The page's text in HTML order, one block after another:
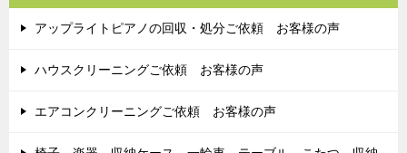
アップライトピアノの回収・処分ご依頼 お客様の声
ハウスクリーニングご依頼 お客様の声
エアコンクリーニングご依頼 お客様の声